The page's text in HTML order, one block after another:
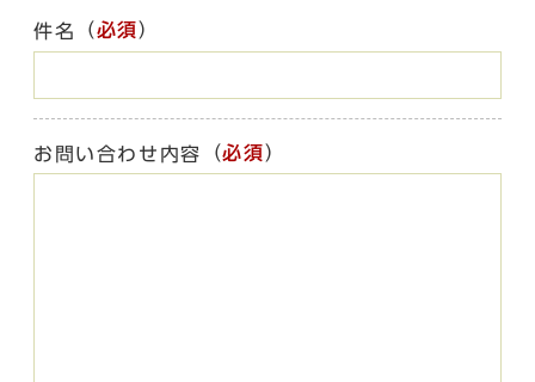
件名 （必須）
お問い合わせ内容 （必須）